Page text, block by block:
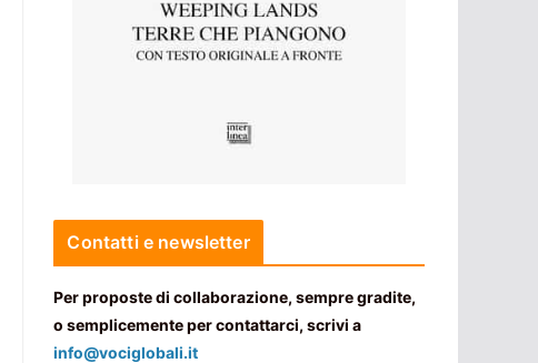
Contatti e newsletter
Per proposte di collaborazione, sempre gradite,
o semplicemente per contattarci, scrivi a
info@vociglobali.it